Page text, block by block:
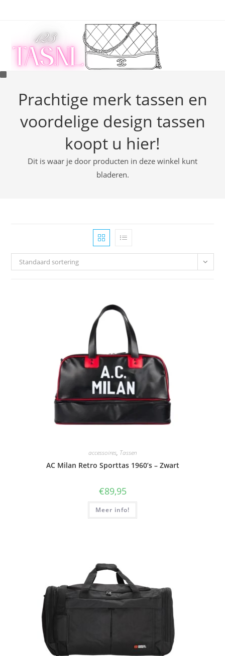
Prachtige merk tassen en
voordelige design tassen
koopt u hier!
Dit is waar je door producten in deze winkel kunt
bladeren.
Standaard sortering
accessoires, Tassen
AC Milan Retro Sporttas 1960’s – Zwart
€89,95
Meer info!